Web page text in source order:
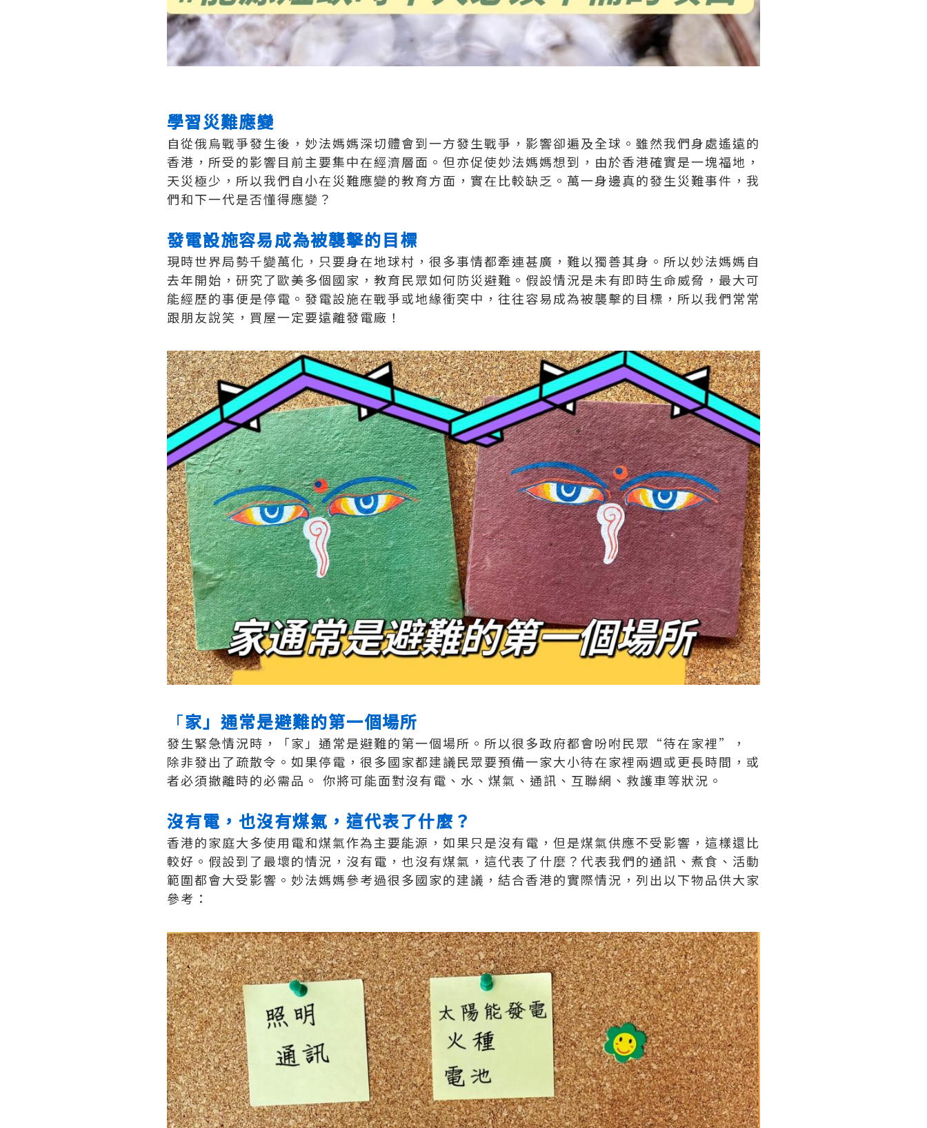
學習災難應變
自從俄烏戰爭發生後，妙法媽媽深切體會到一方發生戰爭，影響卻遍及全球。雖然我們身處遙遠的
香港，所受的影響目前主要集中在經濟層面。但亦促使妙法媽媽想到，由於香港確實是一塊福地，
天災極少，所以我們自小在災難應變的教育方面，實在比較缺乏。萬一身邊真的發生災難事件，我
們和下一代是否懂得應變？
發電設施容易成為被襲擊的目標
現時世界局勢千變萬化，只要身在地球村，很多事情都牽連甚廣，難以獨善其身。所以妙法媽媽自
去年開始，研究了歐美多個國家，教育民眾如何防災避難。假設情況是未有即時生命威脅，最大可
能經歷的事便是停電。發電設施在戰爭或地緣衝突中，往往容易成為被襲擊的目標，所以我們常常
跟朋友說笑，買屋一定要遠離發電廠！
「家」通常是避難的第一個場所
發生緊急情況時，「家」通常是避難的第一個場所。所以很多政府都會吩咐民眾“待在家裡”，
除非發出了疏散令。如果停電，很多國家都建議民眾要預備一家大小待在家裡兩週或更長時間，或
者必須撤離時的必需品。 你將可能面對沒有電、水、煤氣、通訊、互聯網、救護車等狀況。
沒有電，也沒有煤氣，這代表了什麼？
香港的家庭大多使用電和煤氣作為主要能源，如果只是沒有電，但是煤氣供應不受影響，這樣還比
較好。假設到了最壞的情況，沒有電，也沒有煤氣，這代表了什麼？代表我們的通訊、煮食、活動
範圍都會大受影響。妙法媽媽參考過很多國家的建議，結合香港的實際情況，列出以下物品供大家
參考：